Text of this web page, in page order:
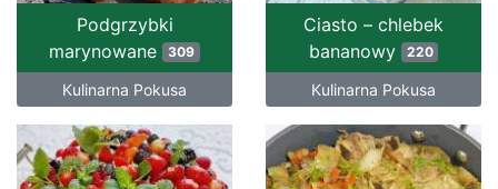
Podgrzybki
marynowane 309
Kulinarna Pokusa
Ciasto – chlebek
bananowy
220
Kulinarna Pokusa